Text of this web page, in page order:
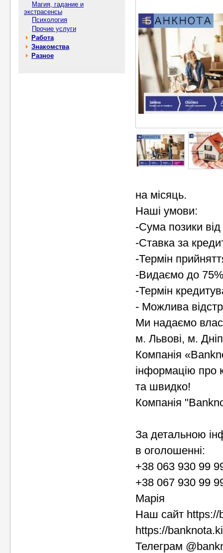
Магия, гадание и
экстрасенсы
Психология
Прочие услуги
Работа
Знакомства
Разное
на місяць.
Наші умови:
-Сума позики
-Ставка за
-Термін
-Видаємо до 75%
-Термін
- Можлива
Ми надаємо
м. Львові, м.
Компанія
інформацію про
та швидко!
Компанія
За детальною
в оголошенні:
+38 063 930 99
+38 067 930 99
Марія
Наш сайт https://
https://
Телеграм